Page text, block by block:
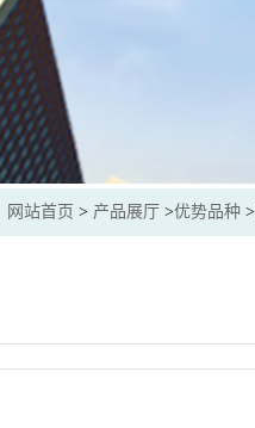
网站首页 > 产品展厅 >优势品种 >